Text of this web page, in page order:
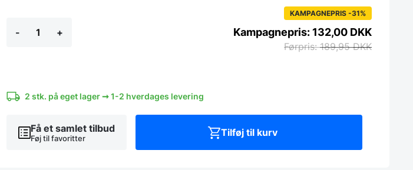
-
Pati,
+
KAMPAGNEPRIS -31%
189,95DKK
132,00 DKK
2 stk. på eget lager ➞ 1-2 hverdages levering
Få et samlet tilbud
Føj til favoritter Tilføj til kurv